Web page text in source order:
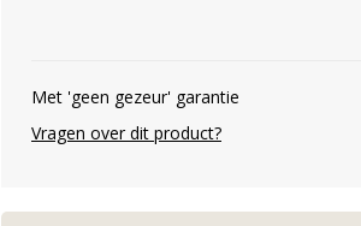
Met 'geen gezeur' garantie
Vragen over dit product?